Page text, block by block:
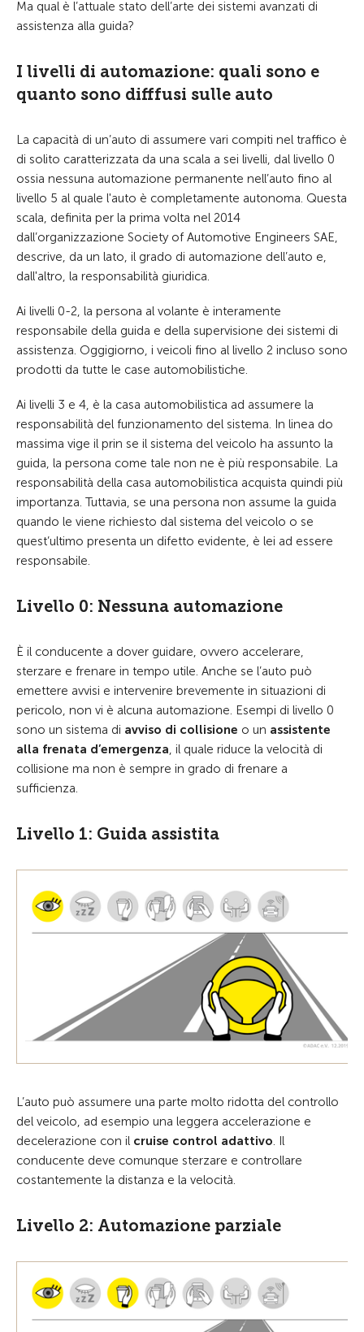
Ma qual è l’attuale stato dell’arte dei sistemi avanzati di
assistenza alla guida?
I livelli di automazione: quali sono e
quanto sono difffusi sulle auto
La capacità di un’auto di assumere vari compiti nel traffico è
di solito caratterizzata da una scala a sei livelli, dal livello 0
ossia nessuna automazione permanente nell’auto fino al
livello 5 al quale l'auto è completamente autonoma. Questa
scala, definita per la prima volta nel 2014
dall’organizzazione Society of Automotive Engineers SAE,
descrive, da un lato, il grado di automazione dell’auto e,
dall'altro, la responsabilità giuridica.
Ai livelli 0-2, la persona al volante è interamente
responsabile della guida e della supervisione dei sistemi di
assistenza. Oggigiorno, i veicoli fino al livello 2 incluso sono
prodotti da tutte le case automobilistiche.
Ai livelli 3 e 4, è la casa automobilistica ad assumere la
responsabilità del funzionamento del sistema. In linea do
massima vige il prin se il sistema del veicolo ha assunto la
guida, la persona come tale non ne è più responsabile. La
responsabilità della casa automobilistica acquista quindi più
importanza. Tuttavia, se una persona non assume la guida
quando le viene richiesto dal sistema del veicolo o se
quest’ultimo presenta un difetto evidente, è lei ad essere
responsabile.
Livello 0: Nessuna automazione
È il conducente a dover guidare, ovvero accelerare,
sterzare e frenare in tempo utile. Anche se l’auto può
emettere avvisi e intervenire brevemente in situazioni di
pericolo, non vi è alcuna automazione. Esempi di livello 0
sono un sistema di avviso di collisione o un assistente
alla frenata d’emergenza, il quale riduce la velocità di
collisione ma non è sempre in grado di frenare a
sufficienza.
Livello 1: Guida assistita
L’auto può assumere una parte molto ridotta del controllo
del veicolo, ad esempio una leggera accelerazione e
decelerazione con il cruise control adattivo. Il
conducente deve comunque sterzare e controllare
costantemente la distanza e la velocità.
Livello 2: Automazione parziale